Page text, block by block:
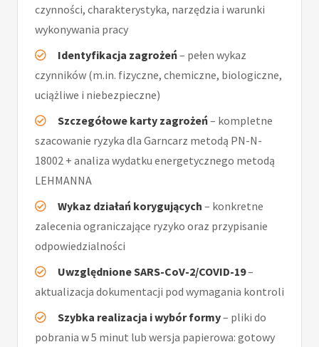
czynności, charakterystyka, narzędzia i warunki
wykonywania pracy
Identyfikacja zagrożeń– pełen wykaz
czynników (m.in. fizyczne, chemiczne, biologiczne,
uciążliwe i niebezpieczne)
Szczegółowe karty zagrożeń– kompletne
szacowanie ryzyka dla Garncarz metodą PN-N-
18002 + analiza wydatku energetycznego metodą
LEHMANNA
Wykaz działań korygujących – konkretne
zalecenia ograniczające ryzyko oraz przypisanie
odpowiedzialności
Uwzględnione SARS-CoV-2/COVID-19–
aktualizacja dokumentacji pod wymagania kontroli
Szybka realizacja i wybór formy– pliki do
pobrania w 5 minut lub wersja papierowa: gotowy